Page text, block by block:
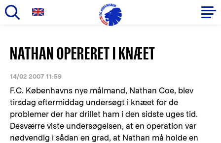
hovedindhold
Primær
navigation
NATHAN OPERERET I KNÆET
14/02 2007 11:59
F.C. Københavns nye målmand, Nathan Coe, blev
tirsdag eftermiddag undersøgt i knæet for de
problemer der har drillet ham i den sidste uges tid.
Desværre viste undersøgelsen, at en operation var
nødvendig i sådan en grad, at Nathan må holde en